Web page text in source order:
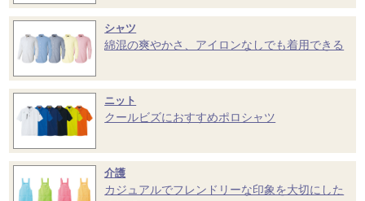
シャツ
綿混の爽やかさ、アイロンなしでも着用できる
ニット
クールビズにおすすめポロシャツ
介護
カジュアルでフレンドリーな印象を大切にした